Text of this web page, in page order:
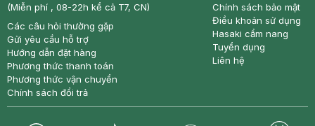
(Miễn phí , 08-22h kể cả T7, CN)
Các câu hỏi thường gặp
Gửi yêu cầu hỗ trợ
Hướng dẫn đặt hàng
Phương thức thanh toán
Phương thức vận chuyển
Chính sách đổi trả
Chính sách bảo mật
Điều khoản sử dụng
Hasaki cẩm nang
Tuyển dụng
Liên hệ